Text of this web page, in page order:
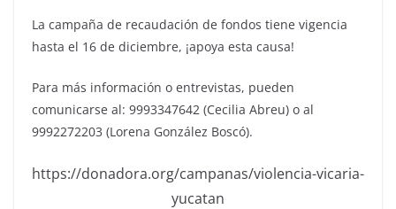
La campaña de recaudación de fondos tiene vigencia
hasta el 16 de diciembre, ¡apoya esta causa!
Para más información o entrevistas, pueden
comunicarse al: 9993347642 (Cecilia Abreu) o al
9992272203 (Lorena González Boscó).
https://donadora.org/campanas/violencia-vicaria-
yucatan